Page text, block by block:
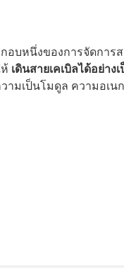
กอบหนึ่งของการจัดกา
เดินสายเคเบิลได้อย่าง
มเป็นโมดูล ความอเน